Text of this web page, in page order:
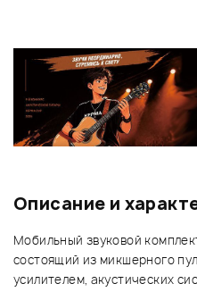
Описание и
Мобильный звуковой
состоящий из микшерного
усилителем, акустических